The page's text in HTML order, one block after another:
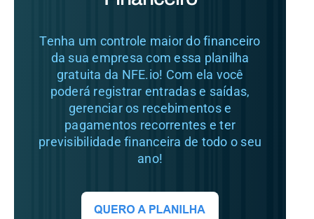
Tenha um controle maior do financeiro
da sua empresa com essa planilha
gratuita da NFE.io! Com ela você
poderá registrar entradas e saídas,
gerenciar os recebimentos e
pagamentos recorrentes e ter
previsibilidade financeira de todo o seu
ano!